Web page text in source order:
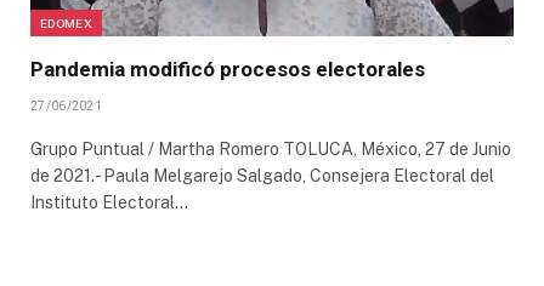
EDOMEX
Pandemia modificó procesos electorales
27/06/2021
Grupo Puntual / Martha Romero TOLUCA, México, 27 de Junio
de 2021.- Paula Melgarejo Salgado, Consejera Electoral del
Instituto Electoral…